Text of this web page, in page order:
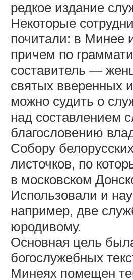
редкое издание
Некоторые
почитали: в Минее
причем по
составитель —
святых вверенных
можно судить о
над составлением
благословению
Собору
листочков, по
в московском
Использовали и
например, две
юродивому.
Основная цель
богослужебных
Минеях помещен